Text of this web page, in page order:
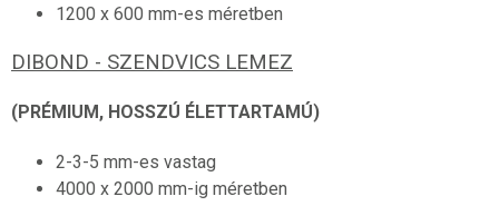
1200 x 600 mm-es méretben
DIBOND - SZENDVICS LEMEZ
(PRÉMIUM, HOSSZÚ ÉLETTARTAMÚ)
2-3-5 mm-es vastag
4000 x 2000 mm-ig méretben